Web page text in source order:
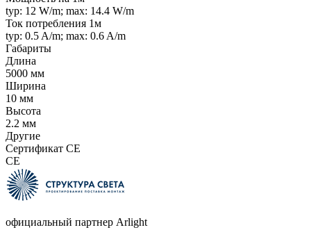
typ: 12 W/m; max: 14.4 W/m
Ток потребления 1м
typ: 0.5 A/m; max: 0.6 A/m
Габариты
Длина
5000 мм
Ширина
10 мм
Высота
2.2 мм
Другие
Сертификат CE
CE
официальный партнер Arlight